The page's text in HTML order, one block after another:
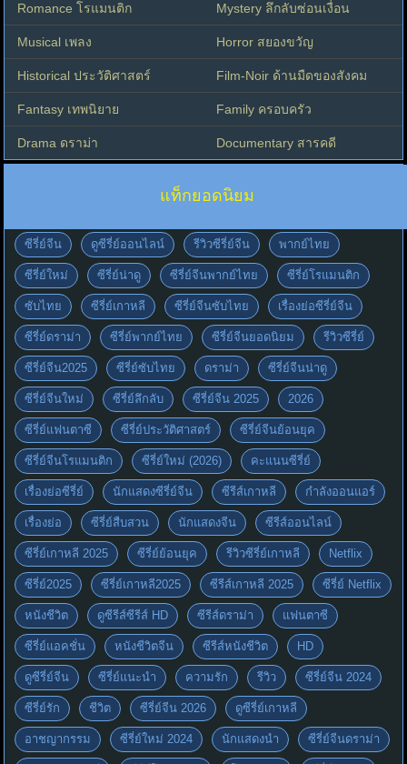
Romance โรแมนติก Mystery ลึกลับซ่อนเงื่อน
Musical เพลง Horror สยองขวัญ
Historical ประวัติศาสตร์ Film-Noir ด้านมืดของสังคม
Fantasy เทพนิยาย Family ครอบครัว
Drama ดราม่า Documentary สารคดี
แท็กยอดนิยม
ซีรี่ย์จีน ดูซีรี่ย์ออนไลน์ รีวิวซีรี่ย์จีน พากย์ไทย
ซีรี่ย์ใหม่ ซีรี่ย์น่าดู ซีรี่ย์จีนพากย์ไทย ซีรี่ย์โรแมนติก
ซับไทย ซีรี่ย์เกาหลี ซีรี่ย์จีนซับไทย เรื่องย่อซีรี่ย์จีน
ซีรี่ย์ดราม่า ซีรี่ย์พากย์ไทย ซีรี่ย์จีนยอดนิยม รีวิวซีรี่ย์
ซีรี่ย์จีน2025 ซีรี่ย์ซับไทย ดราม่า ซีรี่ย์จีนน่าดู
ซีรี่ย์จีนใหม่ ซีรี่ย์ลึกลับ ซีรี่ย์จีน 2025 2026
ซีรี่ย์แฟนตาซี ซีรี่ย์ประวัติศาสตร์ ซีรี่ย์จีนย้อนยุค
ซีรี่ย์จีนโรแมนติก ซีรี่ย์ใหม่ (2026) คะแนนซีรี่ย์
เรื่องย่อซีรี่ย์ นักแสดงซีรี่ย์จีน ซีรีส์เกาหลี กำลังออนแอร์
เรื่องย่อ ซีรี่ย์สืบสวน นักแสดงจีน ซีรีส์ออนไลน์
ซีรี่ย์เกาหลี 2025 ซีรี่ย์ย้อนยุค รีวิวซีรี่ย์เกาหลี Netflix
ซีรี่ย์2025 ซีรี่ย์เกาหลี2025 ซีรีส์เกาหลี 2025 ซีรี่ย์ Netflix
หนังชีวิต ดูซีรีส์ซีรีส์ HD ซีรีส์ดราม่า แฟนตาซี
ซีรี่ย์แอคชั่น หนังชีวิตจีน ซีรีส์หนังชีวิต HD
ดูซีรี่ย์จีน ซีรี่ย์แนะนำ ความรัก รีวิว ซีรี่ย์จีน 2024
ซีรี่ย์รัก ชีวิต ซีรี่ย์จีน 2026 ดูซีรี่ย์เกาหลี
อาชญากรรม ซีรี่ย์ใหม่ 2024 นักแสดงนำ ซีรี่ย์จีนดราม่า